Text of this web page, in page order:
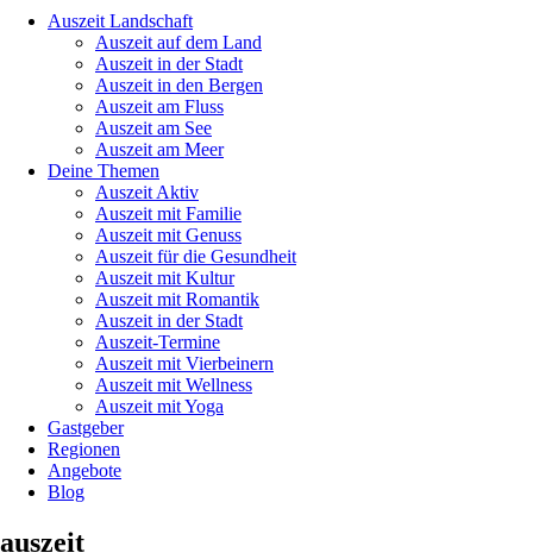
Auszeit Landschaft
Auszeit auf dem Land
Auszeit in der Stadt
Auszeit in den Bergen
Auszeit am Fluss
Auszeit am See
Auszeit am Meer
Deine Themen
Auszeit Aktiv
Auszeit mit Familie
Auszeit mit Genuss
Auszeit für die Gesundheit
Auszeit mit Kultur
Auszeit mit Romantik
Auszeit in der Stadt
Auszeit-Termine
Auszeit mit Vierbeinern
Auszeit mit Wellness
Auszeit mit Yoga
Gastgeber
Regionen
Angebote
Blog
auszeit